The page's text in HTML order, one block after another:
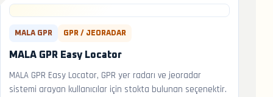
MALA GPR GPR / JEORADAR
MALA GPR Easy Locator
MALA GPR Easy Locator, GPR yer radarı ve jeoradar
sistemi arayan kullanıcılar için stokta bulunan seçenektir.